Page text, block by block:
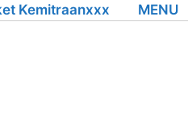
Kemitraanxxx MENU